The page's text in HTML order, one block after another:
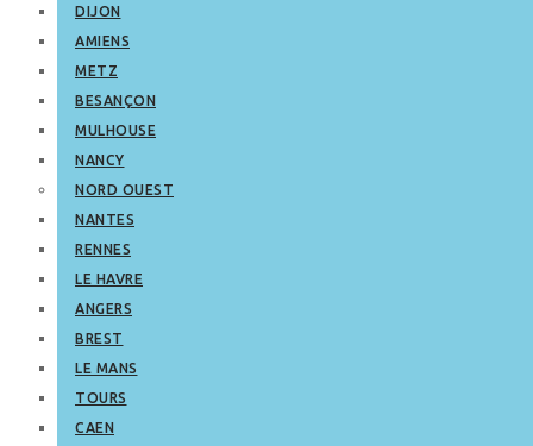
DIJON
AMIENS
METZ
BESANÇON
MULHOUSE
NANCY
NORD OUEST
NANTES
RENNES
LE HAVRE
ANGERS
BREST
LE MANS
TOURS
CAEN